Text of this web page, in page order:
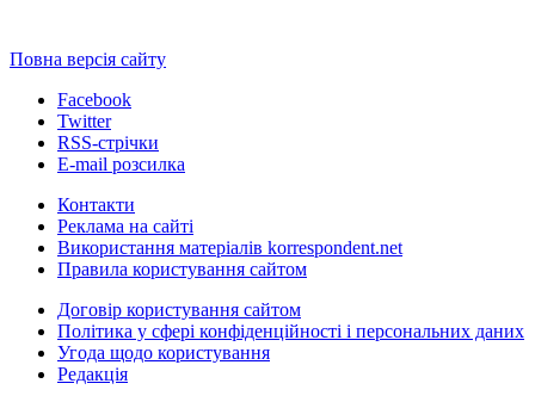
Повна версія сайту
Facebook
Twitter
RSS-стрічки
E-mail розсилка
Контакти
Реклама на сайті
Використання матеріалів korrespondent.net
Правила користування сайтом
Договір користування сайтом
Політика у сфері конфіденційності і персональних даних
Угода щодо користування
Редакція